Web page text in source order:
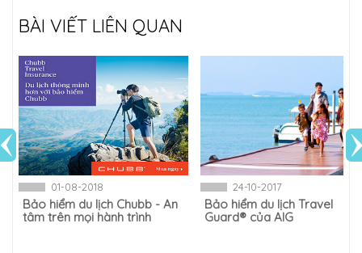
BÀI VIẾT LIÊN QUAN
01-08-2018
Bảo hiểm du lịch Chubb - An
tâm trên mọi hành trình
24-10-2017
Bảo hiểm du lịch Travel
Guard® của AIG